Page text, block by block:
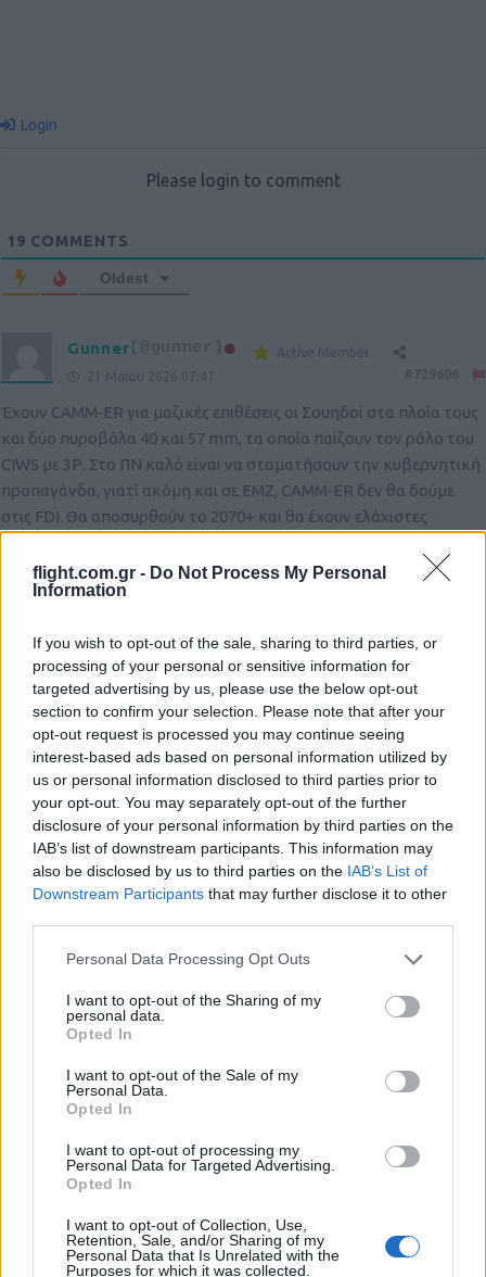
flight.com.gr - Do Not Process My Personal
Information
If you wish to opt-out of the sale, sharing to third parties, or
processing of your personal or sensitive information for
targeted advertising by us, please use the below opt-out
section to confirm your selection. Please note that after your
opt-out request is processed you may continue seeing
interest-based ads based on personal information utilized by
us or personal information disclosed to third parties prior to
your opt-out. You may separately opt-out of the further
disclosure of your personal information by third parties on the
IAB’s list of downstream participants. This information may
also be disclosed by us to third parties on the IAB’s List of
Downstream Participants that may further disclose it to other
Please note that this website/app uses one or more Google
not limited to your visit or usage behaviour. You may click to
grant or deny consent to Google and its third-party tags to
use your data for below specified purposes in below Google
consent section.
Personal Data Processing Opt Outs
I want to opt-out of the Sharing of my
personal data.
Opted In
I want to opt-out of the Sale of my
Personal Data.
Opted In
I want to opt-out of processing my
Personal Data for Targeted Advertising.
Opted In
I want to opt-out of Collection, Use,
Retention, Sale, and/or Sharing of my
Personal Data that Is Unrelated with the
Purposes for which it was collected.
Login
Please login to comment
19 COMMENTS
Oldest
Gunner
Active Member
21 Μαΐου 2026 07:47
Έχουν CAMM‑ER για μαζικές επιθέσεις οι Σουηδοί στα πλοία τους
και δύο πυροβόλα 40 και 57 mm, τα οποία παίζουν τον ρόλο του
CIWS με 3Ρ. Στο ΠΝ καλό είναι να σταματήσουν την κυβερνητική
προπαγάνδα, γιατί ακόμη και σε ΕΜΖ, CAMM‑ER δεν θα δούμε
στις FDI. Θα αποσυρθούν το 2070+ και θα έχουν ελάχιστες
2 Reply
alexmark(@alexmark)
Active Member
21 Μαΐου 2026 07:59
#729611
Για τον εκσυγχρονισμό των M-113 δεν ενέπλεξαν καμία METLEN.
Μόνη της το αποφάσισε, δε την απείλησαν με διμούτσουνη. Για
τα IVECO δεν υπάρχει μυστήριο, δεν υπέγραψε σύμβαση τυχαία η
METLEN. Τέλος για τις εξαγωγές της, θα τονίσω, πως παραμένει
υπεργολάβος ξένων εταιρειών (τα περί σχεδίασης Leopard είνιαι
φανασιώσεις, κανένας υπεργολάβος δε σχεδιάζει, απλώς παράγει
ότι του ζητήσουν με σχέδια που θα του δοθούν). Δεν έχει να
παρουσιάσει κανένα δικό της ολοκληρωμένο σύστημα με το
όνομα METLEN. Εκεί βρίσκεται και το πρόβλημα της
πλειοψηφίας των ελληνικών εταιρειών, είναι υπεργολάβοι
ξανακτυπήσει για πολλούς λόγους. 1. ‘Εχει ξοδέψει μεγάλες
ποσότητες πυρομαχικών και πυραύλων που δεν
δολλάρια. 2. Οι χώρες του κόλπου πιέζουν να μη ξαναρχίσει και
υποστούν νέες καταστροφές στις υποδομές, όπως και στις
υποδομές των αμερικανικών βάσεων στην περιοχή. 3. Το
οικονομικό κόστος αρχίζει να φαίνεται και στην οικονομία των
ΗΠΑ σε καύσιμα και λιπάσματα, ενώ η δημοτικότητά του πέφτει.
4. Ουσιαστικά ανοίγει το δρόμο στη Ρωσία, καθώς μόλις τις
τελευταίες μέρες το Ην.Βασίλειο προειδοποίησε την Ουκρανία,
ότι θα πάει πιο χαλαρά με τη Ρωσία, καθώς χρειάζεται πετρέλαιο